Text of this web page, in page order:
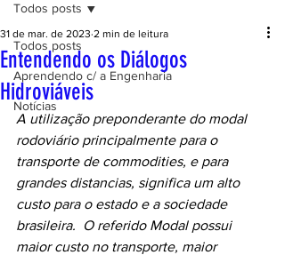
Todos posts
Aprendendo c/ a Engenharia
Notícias
Todos posts
Entendendo os Diálogos
Hidroviáveis
31 de mar. de 2023 2 min de leitura
A utilização preponderante do modal
rodoviário principalmente para o
transporte de commodities, e para
grandes distancias, significa um alto
custo para o estado e a sociedade
brasileira.  O referido Modal possui
maior custo no transporte, maior